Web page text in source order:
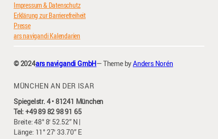
Impressum & Datenschutz
Erklärung zur Barrierefreiheit
Presse
ars navigandi Kalendarien
© 2024ars navigandi GmbH— Theme byAnders Norén
MÜNCHEN AN DER ISAR
Spiegelstr. 4 • 81241 München
Tel: +49 89 82 98 91 65
Breite: 48° 8′ 52.52” N |
Länge: 11° 27′ 33.70” E